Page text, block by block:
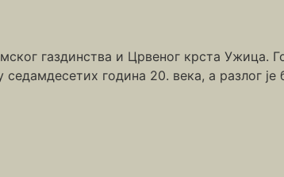
газдинства и Црвеног крста Ужица.
година 20. века, а разлог